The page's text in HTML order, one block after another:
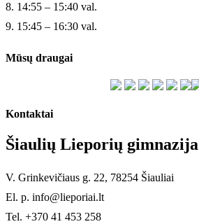
8. 14:55 – 15:40 val.
9. 15:45 – 16:30 val.
Mūsų draugai
Kontaktai
Šiaulių Lieporių gimnazija
V. Grinkevičiaus g. 22, 78254 Šiauliai
El. p. info@lieporiai.lt
Tel. +370 41 453 258